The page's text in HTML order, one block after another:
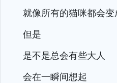
就像所有的猫咪都会
但是
是不是总会有些大人
会在一瞬间想起